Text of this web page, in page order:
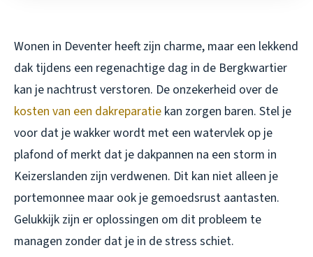
Wonen in Deventer heeft zijn charme, maar een lekkend
dak tijdens een regenachtige dag in de Bergkwartier
kan je nachtrust verstoren. De onzekerheid over de
kosten van een dakreparatie kan zorgen baren. Stel je
voor dat je wakker wordt met een watervlek op je
plafond of merkt dat je dakpannen na een storm in
Keizerslanden zijn verdwenen. Dit kan niet alleen je
portemonnee maar ook je gemoedsrust aantasten.
Gelukkijk zijn er oplossingen om dit probleem te
managen zonder dat je in de stress schiet.